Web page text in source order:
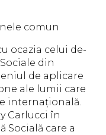
comun
ocazia celui de-
din
de aplicare
ale lumii care
internațională.
Carlucci în
Socială care a